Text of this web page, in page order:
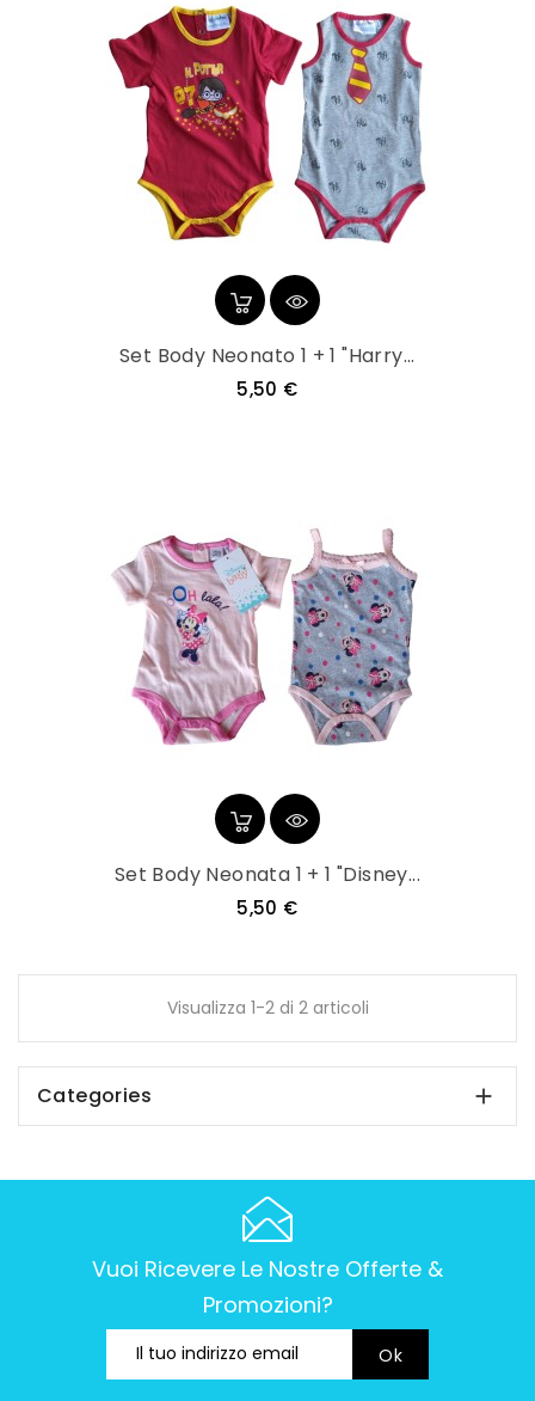
Set Body Neonato 1 + 1 "Harry...
5,50 €Prezzo
Set Body Neonata 1 + 1 "Disney...
5,50 €Prezzo
Visualizza 1-2 di 2 articoli
Categories 
Vuoi Ricevere Le Nostre Offerte &
Promozioni?